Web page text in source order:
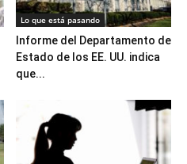
Lo que está pasando
Informe del Departamento de
Estado de los EE. UU. indica
que...